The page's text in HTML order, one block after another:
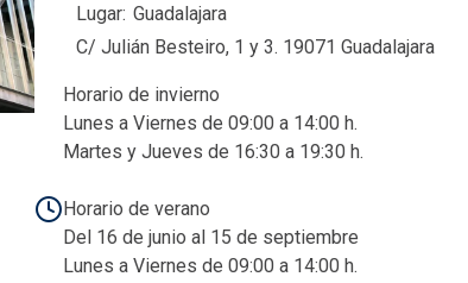
Lugar Guadalajara
C/ Julián Besteiro, 1 y 3. 19071 Guadalajara
Horario de invierno
Lunes a Viernes de 09:00 a 14:00 h.
Martes y Jueves de 16:30 a 19:30 h.
Horario de verano
Del 16 de junio al 15 de septiembre
Lunes a Viernes de 09:00 a 14:00 h.